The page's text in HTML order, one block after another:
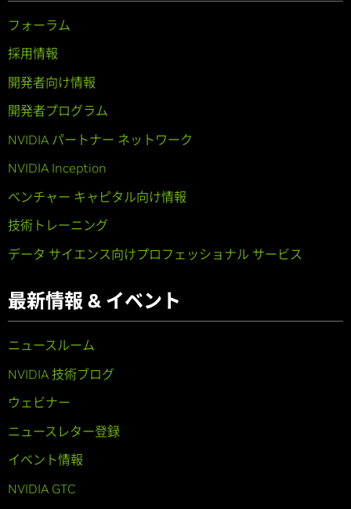
フォーラム
採用情報
開発者向け情報
開発者プログラム
NVIDIA パートナー ネットワーク
NVIDIA Inception
ベンチャー キャピタル向け情報
技術トレーニング
データ サイエンス向けプロフェッショナル サービス
最新情報 & イベント
ニュースルーム
NVIDIA 技術ブログ
ウェビナー
ニュースレター登録
イベント情報
NVIDIA GTC